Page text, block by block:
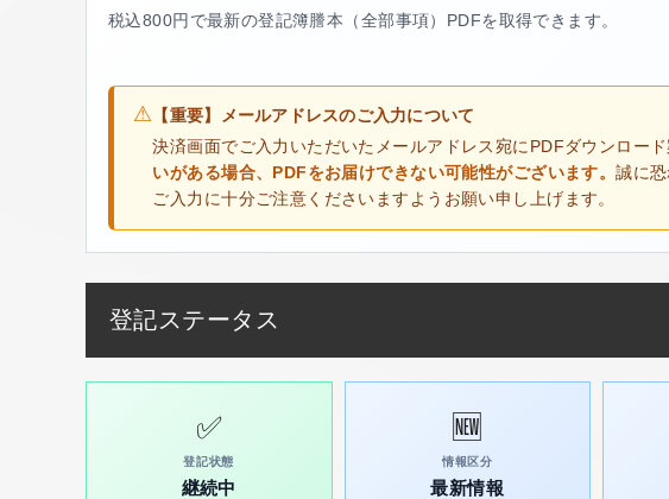
税込800円で最新の登記簿謄本（全部事項）PDFを取得できます。
⚠ 【重要】メールアドレスのご入力について
決済画面でご入力いただいたメールアドレス宛にPDFダウンロード
いがある場合、PDFをお届けできない可能性がございます。誠に
ご入力に十分ご注意くださいますようお願い申し上げます。
登記ステータス
✅
登記状態
継続中
🆕
情報区分
最新情報